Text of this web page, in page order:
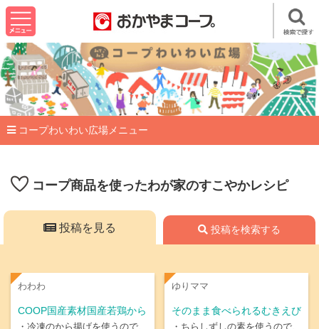
コープわいわい広場メニュー
コープ商品を使ったわが家のすこやかレシピ
投稿を見る 投稿を検索する
わわわ
COOP国産素材国産若鶏から
あげ４コ
・冷凍のから揚げを使うので、
ゆりママ
そのまま食べられるむきえび
・ちらしずしの素を使うので、